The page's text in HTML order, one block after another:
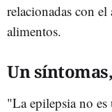
relacionadas con
alimentos.
Un
"La epilepsia no